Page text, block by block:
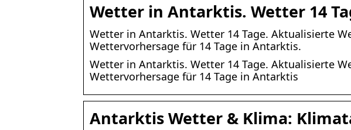
Wetter in Antarktis. Wetter 14
Wetter in Antarktis. Wetter 14 Tage. Aktualisierte
Wettervorhersage für 14 Tage in Antarktis.
Wetter in Antarktis. Wetter 14 Tage. Aktualisierte
Wettervorhersage für 14 Tage in Antarktis
Antarktis Wetter & Klima: